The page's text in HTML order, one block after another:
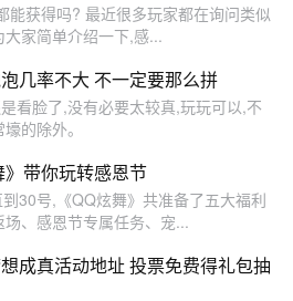
能获得吗? 最近很多玩家都在询问类似
家简单介绍一下,感...
几率不大 不一定要那么拼
看脸了,没有必要太较真,玩玩可以,不
的除外。
带你玩转感恩节
30号,《QQ炫舞》共准备了五大福利
、感恩节专属任务、宠...
成真活动地址 投票免费得礼包抽